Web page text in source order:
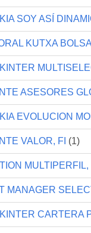
SOY ASÍ
KUTXA
ASESORES
EVOLUCION
VALOR, FI (1)
MULTIPERFIL,
MANAGER
CARTERA